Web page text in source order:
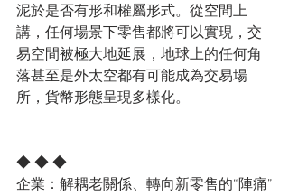
泥於是否有形和權屬形式。從空間上
講，任何場景下零售都將可以實現，交
易空間被極大地延展，地球上的任何角
落甚至是外太空都有可能成為交易場
所，貨幣形態呈現多樣化。
◆ ◆ ◆
企業：解耦老關係、轉向新零售的“陣痛”